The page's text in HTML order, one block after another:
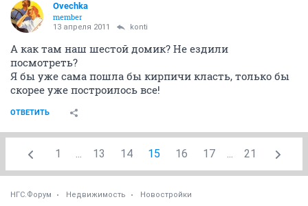
Ovechka
member
13 апреля 2011 konti
А как там наш шестой домик? Не ездили
посмотреть?
Я бы уже сама пошла бы кирпичи класть, только бы
скорее уже построилось все!
ОТВЕТИТЬ
1 ... 13 14 15 16 17 ... 21
НГС.Форум Недвижимость Новостройки